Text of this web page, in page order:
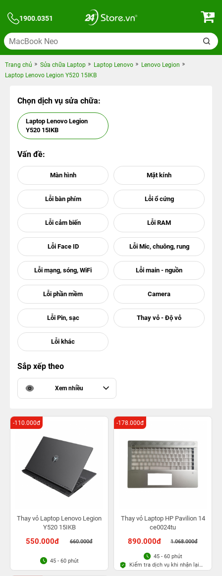
1900.0351
Trang chủ Sửa chữa Laptop Laptop Lenovo
Lenovo Legion
Laptop Lenovo Legion Y520 15IKB
Chọn dịch vụ sửa chữa:
Laptop Lenovo Legion
Y520 15IKB
Vấn đề:
Sắp xếp theo
Xem nhiều
Thay vỏ Laptop Lenovo Legion
Y520 15IKB
550.000đ 660.000đ
-110.000đ
45 - 60 phút
Thay vỏ Laptop HP Pavilion 14
ce0024tu
890.000đ 1.068.000đ
-178.000đ
45 - 60 phút
Kiểm tra dịch vụ khi nhận lại
máy